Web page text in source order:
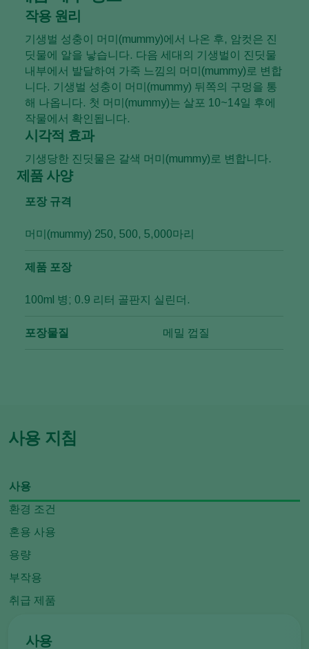
작용 원리
기생벌 성충이 머미(mummy)에서 나온 후, 암컷은 진
딧물에 알을 낳습니다. 다음 세대의 기생벌이 진딧물
내부에서 발달하여 가죽 느낌의 머미(mummy)로 변합
니다. 기생벌 성충이 머미(mummy) 뒤쪽의 구멍을 통
해 나옵니다. 첫 머미(mummy)는 살포 10~14일 후에
작물에서 확인됩니다.
시각적 효과
기생당한 진딧물은 갈색 머미(mummy)로 변합니다.
제품 사양
포장 규격
머미(mummy) 250, 500, 5,000마리
제품 포장
100ml 병; 0.9 리터 골판지 실린더.
포장물질 메밀 껍질
사용 지침
사용
환경 조건
혼용 사용
용량
부작용
취급 제품
사용